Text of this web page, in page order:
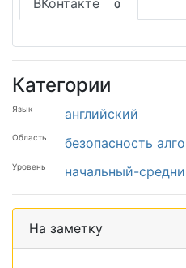
0
Категории
Язык английский
Область безопасность
Уровень начальный-
На заметку